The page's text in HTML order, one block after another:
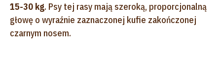
15-30 kg. Psy tej rasy mają szeroką, proporcjonalną
głowę o wyraźnie zaznaczonej kufie zakończonej
czarnym nosem.